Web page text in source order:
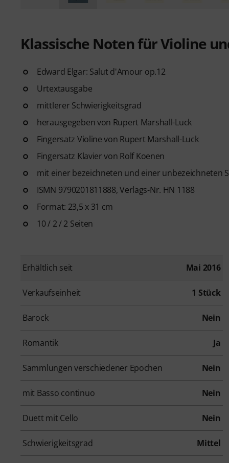
Klassische Noten für Violine
Edward Elgar: Salut d'Amour op.12
Urtextausgabe
mittlerer Schwierigkeitsgrad
herausgegeben von Rupert Marshall-Luck
Fingersatz Violine von Rupert Marshall-Luck
Fingersatz Klavier von Rolf Koenen
mit einer bezeichneten und einer unbezeichneten
ISMN 9790201811888, Verlags-Nr. HN 1188
Format: 23,5 x 31 cm
10 / 2 / 2 Seiten
Erhältlich seit Mai 2016
Verkaufseinheit 1 Stück
Barock Nein
Romantik Ja
Sammlungen verschiedener Epochen Nein
mit Basso continuo Nein
Duett mit Cello Nein
Schwierigkeitsgrad Mittel